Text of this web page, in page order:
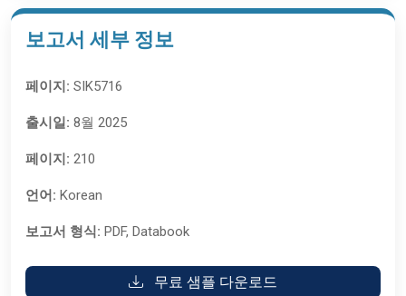
보고서 세부 정보
페이지: SIK5716
출시일: 8월 2025
페이지: 210
언어: Korean
보고서 형식: PDF, Databook
무료 샘플 다운로드